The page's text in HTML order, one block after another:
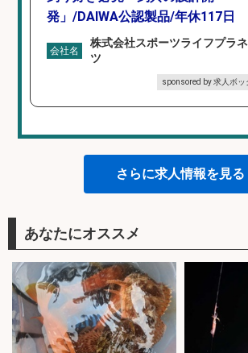
発」/DAIWA公認製品/年休117日
会社名
株式会社スポーツライフプラ
ツ
sponsored by 求人ボッ
さらに求人情報を見る
あなたにオススメ